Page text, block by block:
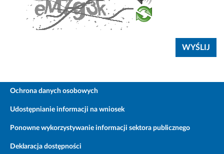
Ochrona danych osobowych
Udostępnianie informacji na wniosek
Ponowne wykorzystywanie informacji sektora publicznego
Deklaracja dostępności